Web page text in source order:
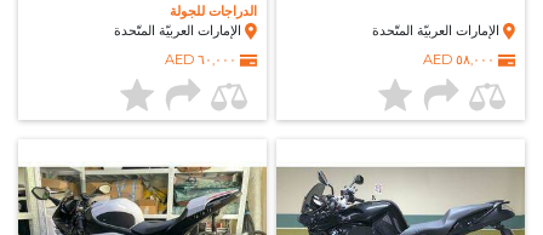
الإمارات العربيّة المتّحدة
٥٨,٠٠٠ AED
الدراجات للجولة
الإمارات العربيّة المتّحدة
٦٠,٠٠٠ AED